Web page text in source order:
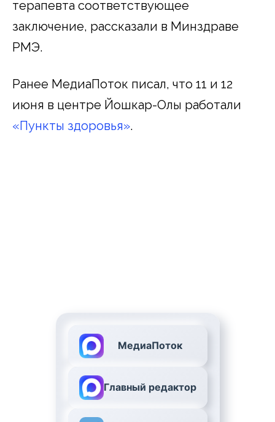
терапевта соответствующее
заключение, рассказали в Минздраве
РМЭ.
Ранее МедиаПоток писал, что 11 и 12
июня в центре Йошкар-Олы работали
«Пункты здоровья».
МедиаПоток
Главный редактор